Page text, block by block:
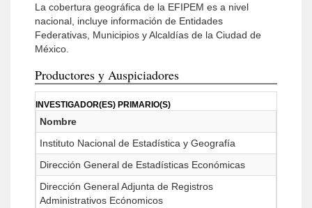
La cobertura geográfica de la EFIPEM es a nivel
nacional, incluye información de Entidades
Federativas, Municipios y Alcaldías de la Ciudad de
México.
Productores y Auspiciadores
INVESTIGADOR(ES) PRIMARIO(S)
Nombre
Instituto Nacional de Estadística y Geografía
Dirección General de Estadísticas Económicas
Dirección General Adjunta de Registros
Administrativos Ecónomicos